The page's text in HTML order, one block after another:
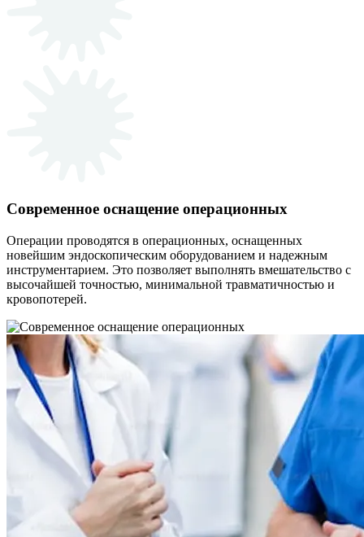
Современное оснащение операционных
Операции проводятся в операционных, оснащенных
новейшим эндоскопическим оборудованием и надежным
инструментарием. Это позволяет выполнять вмешательство с
высочайшей точностью, минимальной травматичностью и
кровопотерей.